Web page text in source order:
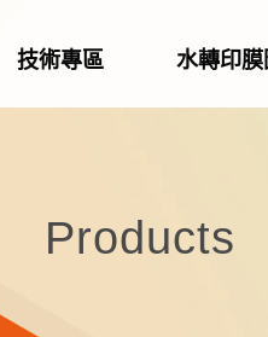
技術專區 水轉印膜
Products